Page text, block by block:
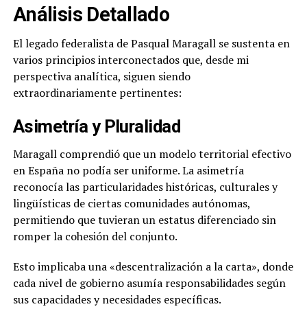
Análisis Detallado
El legado federalista de Pasqual Maragall se sustenta en
varios principios interconectados que, desde mi
perspectiva analítica, siguen siendo
extraordinariamente pertinentes:
Asimetría y Pluralidad
Maragall comprendió que un modelo territorial efectivo
en España no podía ser uniforme. La asimetría
reconocía las particularidades históricas, culturales y
lingüísticas de ciertas comunidades autónomas,
permitiendo que tuvieran un estatus diferenciado sin
romper la cohesión del conjunto.
Esto implicaba una «descentralización a la carta», donde
cada nivel de gobierno asumía responsabilidades según
sus capacidades y necesidades específicas.